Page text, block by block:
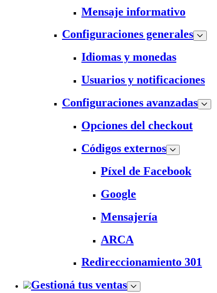
Mensaje informativo
Configuraciones generales
Idiomas y monedas
Usuarios y notificaciones
Configuraciones avanzadas
Opciones del checkout
Códigos externos
Píxel de Facebook
Google
Mensajería
ARCA
Redireccionamiento 301
Gestioná tus ventas